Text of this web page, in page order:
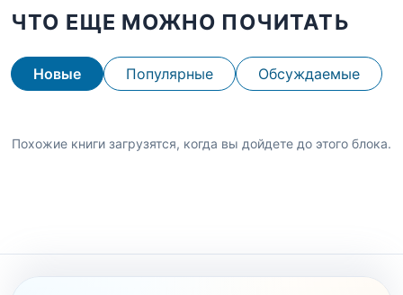
ЧТО ЕЩЕ МОЖНО ПОЧИТАТЬ
Новые Популярные Обсуждаемые
Похожие книги загрузятся, когда вы дойдете до этого блока.